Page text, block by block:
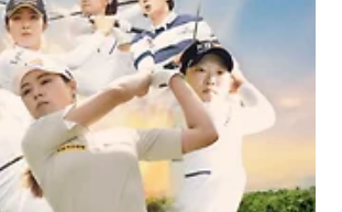
목차 대회 리더보드 바로보기 S-OIL 챔피언십 2023
은 KLPGA 대회가 이번 주 제주 엘리시안 제주CC에
(목)부터 시작되는 'S-OIL 챔피언십'대회는 올해로